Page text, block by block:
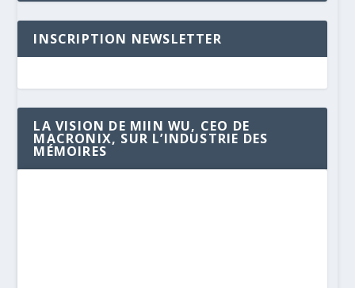
INSCRIPTION NEWSLETTER
LA VISION DE MIIN WU, CEO DE
MACRONIX, SUR L’INDUSTRIE DES
MÉMOIRES